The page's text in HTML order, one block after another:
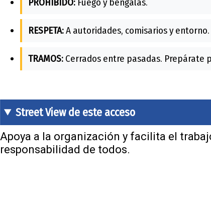
RESPETA:A autoridades, comisarios y entorno.
TRAMOS: Cerrados entre pasadas. Prepárate
Street View de este acceso
Apoya a la organización y facilita el
responsabilidad de todos.